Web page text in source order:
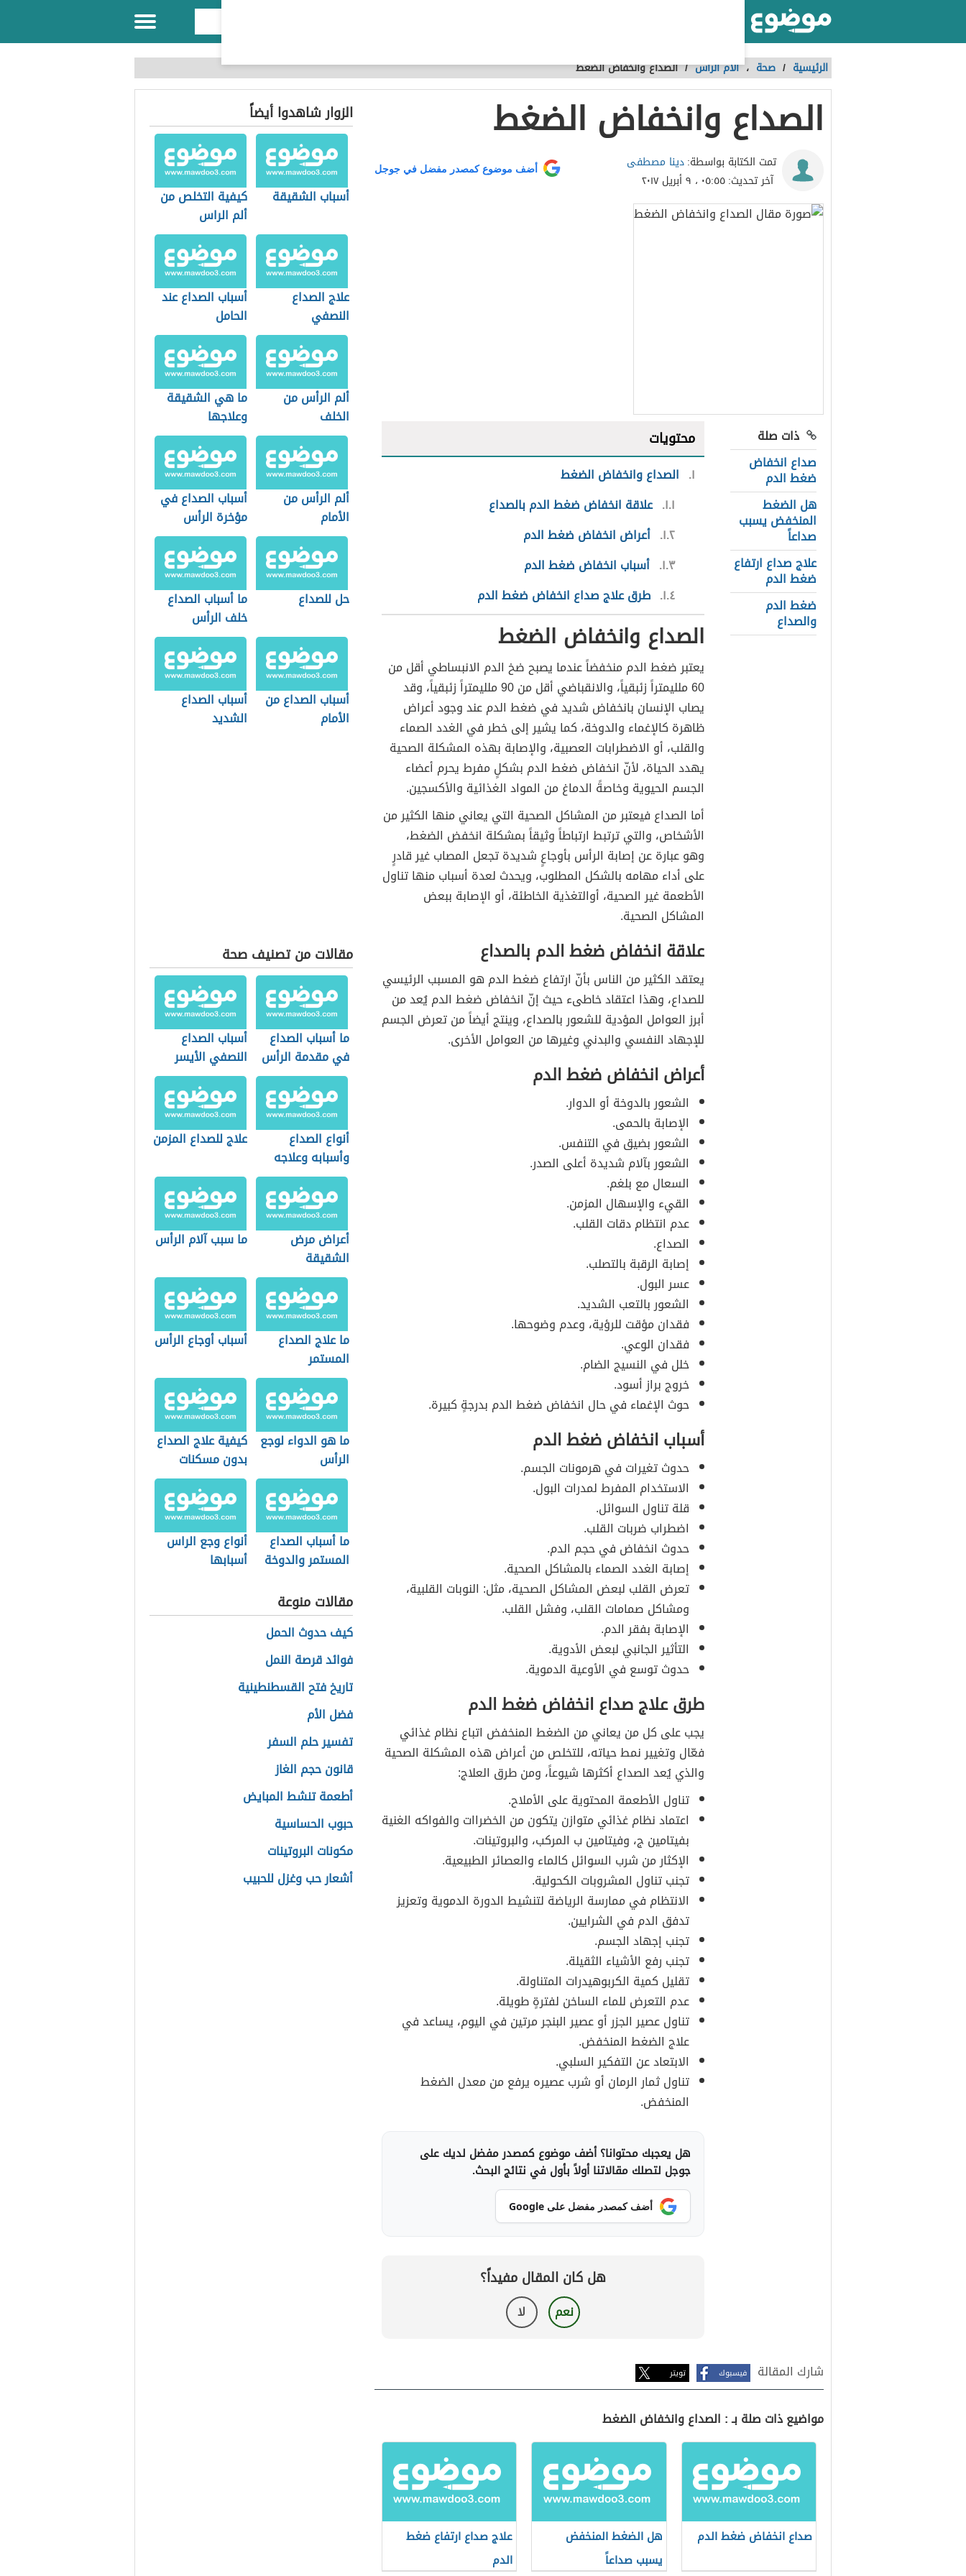
الرئيسية / صحة ،آلام الرأس /الصداع وانخفاض الضغط
الصداع وانخفاض الضغط
تمت الكتابة بواسطة:دينا مصطفى
آخر تحديث:٠٥:٥٥ ، ٩ أبريل ٢٠١٧
أضف موضوع كمصدر مفضل في جوجل
ذات صلة
صداع انخفاض
ضغط الدم
هل الضغط
المنخفض يسبب
صداعاً
علاج صداع ارتفاع
ضغط الدم
ضغط الدم
والصداع
محتويات
١ الصداع وانخفاض الضغط
١.١ علاقة انخفاض ضغط الدم بالصداع
١.٢ أعراض انخفاض ضغط الدم
١.٣ أسباب انخفاض ضغط الدم
١.٤ طرق علاج صداع انخفاض ضغط الدم
الصداع وانخفاض الضغط
يعتبر ضغط الدم منخفضاً عندما يصبح ضخ الدم الانبساطي أقل من
60 ملليمتراً زئبقياً، والانقباضي أقل من 90 ملليمتراً زئبقياً، وقد
يصاب الإنسان بانخفاض شديد في ضغط الدم عند وجود أعراض
ظاهرة كالإغماء والدوخة، كما يشير إلى خطر في الغدد الصماء
والقلب، أو الاضطرابات العصبية، والإصابة بهذه المشكلة الصحية
يهدد الحياة، لأنّ انخفاض ضغط الدم بشكلٍ مفرط يحرم أعضاء
الجسم الحيوية وخاصةً الدماغ من المواد الغذائية والأكسجين.
أما الصداع فيعتبر من المشاكل الصحية التي يعاني منها الكثير من
الأشخاص، والتي ترتبط ارتباطاً وثيقاً بمشكلة انخفض الضغط،
وهو عبارة عن إصابة الرأس بأوجاعٍ شديدة تجعل المصاب غير قادرٍ
على أداء مهامه بالشكل المطلوب، ويحدث لعدة أسباب منها تناول
الأطعمة غير الصحية، أوالتغذية الخاطئة، أو الإصابة ببعض
المشاكل الصحية.
علاقة انخفاض ضغط الدم بالصداع
يعتقد الكثير من الناس بأنّ ارتفاع ضغط الدم هو المسبب الرئيسي
للصداع، وهذا اعتقاد خاطىء حيث إنّ انخفاض ضغط الدم يُعد من
أبرز العوامل المؤدية للشعور بالصداع، وينتج أيضاً من تعرض الجسم
للإجهاد النفسي والبدني وغيرها من العوامل الأخرى.
أعراض انخفاض ضغط الدم
الشعور بالدوخة أو الدوار.
الإصابة بالحمى.
الشعور بضيق في التنفس.
الشعور بآلام شديدة أعلى الصدر.
السعال مع بلغم.
القيء والإسهال المزمن.
عدم انتظام دقات القلب.
الصداع.
إصابة الرقبة بالتصلب.
عسر البول.
الشعور بالتعب الشديد.
فقدان مؤقت للرؤية، وعدم وضوحها.
فقدان الوعي.
خلل في النسيج الضام.
خروج براز أسود.
حوث الإغماء في حال انخفاض ضغط الدم بدرجةٍ كبيرة.
أسباب انخفاض ضغط الدم
حدوث تغيرات في هرمونات الجسم.
الاستخدام المفرط لمدرات البول.
قلة تناول السوائل.
اضطراب ضربات القلب.
حدوث انخفاض في حجم الدم.
إصابة الغدد الصماء بالمشاكل الصحية.
تعرض القلب لبعض المشاكل الصحية، مثل: النوبات القلبية،
ومشاكل صمامات القلب، وفشل القلب.
الإصابة بفقر الدم.
التأثير الجانبي لبعض الأدوية.
حدوث توسع في الأوعية الدموية.
طرق علاج صداع انخفاض ضغط الدم
يجب على كل من يعاني من الضغط المنخفض اتباع نظام غذائي
فعّال وتغيير نمط حياته، للتخلص من أعراض هذه المشكلة الصحية
والذي يُعد الصداع أكثرها شيوعاً، ومن طرق العلاج:
تناول الأطعمة المحتوية على الأملاح.
اعتماد نظام غذائي متوازن يتكون من الخضراات والفواكه الغنية
بفيتامين ج، وفيتامين ب المركب، والبروتينات.
الإكثار من شرب السوائل كالماء والعصائر الطبيعية.
تجنب تناول المشروبات الكحولية.
الانتظام في ممارسة الرياضة لتنشيط الدورة الدموية وتعزيز
تدفق الدم في الشرايين.
تجنب إجهاد الجسم.
تجنب رفع الأشياء الثقيلة.
تقليل كمية الكربوهيدرات المتناولة.
عدم التعرض للماء الساخن لفترةٍ طويلة.
تناول عصير الجزر أو عصير البنجر مرتين في اليوم، يساعد في
علاج الضغط المنخفض.
الابتعاد عن التفكير السلبي.
تناول ثمار الرمان أو شرب عصيره يرفع من معدل الضغط
المنخفض.
هل يعجبك محتوانا؟ أضف موضوع كمصدر مفضل لديك على
جوجل لتصلك مقالاتنا أولاً بأول في نتائج البحث.
أضف كمصدر مفضل على Google
هل كان المقال مفيداً؟
نعم لا
شارك المقالة فيسبوك تويتر
مواضيع ذات صلة بـ : الصداع وانخفاض الضغط
صداع انخفاض ضغط الدم
هل الضغط المنخفض
يسبب صداعاً
علاج صداع ارتفاع ضغط
الدم
الزوار شاهدوا أيضاً
أسباب الشقيقة
كيفية التخلص من
ألم الراس
علاج الصداع
النصفي
أسباب الصداع عند
الحامل
ألم الرأس من
الخلف
ما هي الشقيقة
وعلاجها
ألم الرأس من
الأمام
أسباب الصداع في
مؤخرة الرأس
حل للصداع
ما أسباب الصداع
خلف الرأس
أسباب الصداع من
الأمام
أسباب الصداع
الشديد
مقالات من تصنيف صحة
ما أسباب الصداع
في مقدمة الرأس
أسباب الصداع
النصفي الأيسر
أنواع الصداع
وأسبابه وعلاجه
علاج للصداع المزمن
أعراض مرض
الشقيقة
ما سبب آلام الرأس
ما علاج الصداع
المستمر
أسباب أوجاع الرأس
ما هو الدواء لوجع
الرأس
كيفية علاج الصداع
بدون مسكنات
ما أسباب الصداع
المستمر والدوخة
أنواع وجع الراس
أسبابها
مقالات منوعة
كيف حدوث الحمل
فوائد قرصة النمل
تاريخ فتح القسطنطينية
فضل الأم
تفسير حلم السفر
قانون حجم الغاز
أطعمة تنشط المبايض
حبوب الحساسية
مكونات البروتينات
أشعار حب وغزل للحبيب